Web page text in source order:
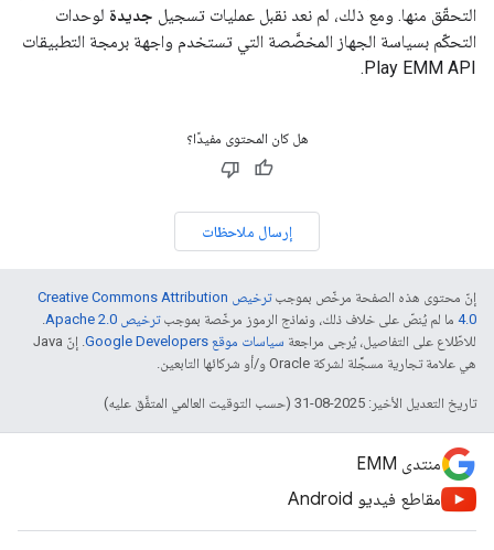
التحقّق منها. ومع ذلك، لم نعد نقبل عمليات تسجيل جديدة لوحدات
التحكّم بسياسة الجهاز المخصَّصة التي تستخدم واجهة برمجة التطبيقات
Play EMM API.
هل كان المحتوى مفيدًا؟
إرسال ملاحظات
إنّ محتوى هذه الصفحة مرخّص بموجب
ترخيص Creative Commons Attribution
4.0‏ ما لم يُنصّ على خلاف ذلك، ونماذج الرموز مرخّصة بموجبترخيص Apache 2.0‏
.
للاطّلاع على التفاصيل، يُرجى مراجعة سياسات موقع Google Developers‏
. إنّ Java
هي علامة تجارية مسجَّلة لشركة Oracle و/أو شركائها التابعين.
تاريخ التعديل الأخير: 2025-08-31 (حسب التوقيت العالمي المتفَّق عليه)
منتدى EMM
مقاطع فيديو Android